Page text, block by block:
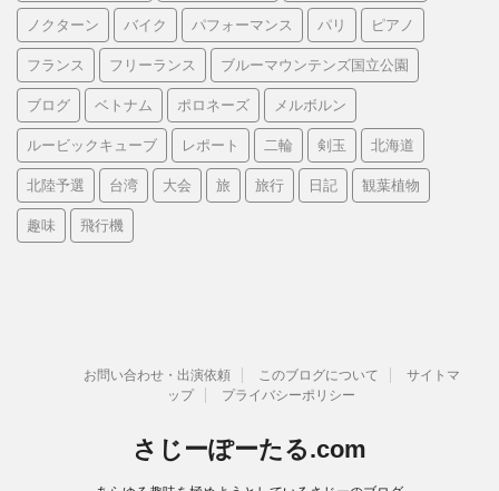
ノクターン バイク パフォーマンス パリ ピアノ
フランス フリーランス ブルーマウンテンズ国立公園
ブログ ベトナム ポロネーズ メルボルン
ルービックキューブ レポート 二輪 剣玉 北海道
北陸予選 台湾 大会 旅 旅行 日記 観葉植物
趣味 飛行機
お問い合わせ・出演依頼 このブログについて
サイトマ
ップ
プライバシーポリシー
さじーぽーたる.com